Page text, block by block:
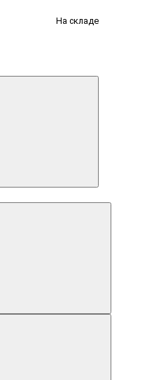
На складе